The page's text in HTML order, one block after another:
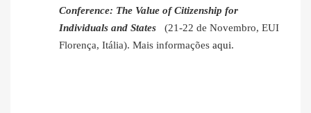
Conference: The Value of Citizenship for
Individuals and States (21-22 de Novembro, EUI
Florença, Itália). Mais informações aqui.